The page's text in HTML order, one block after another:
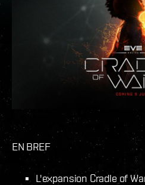
EN BREF
L'expansion Cradle of